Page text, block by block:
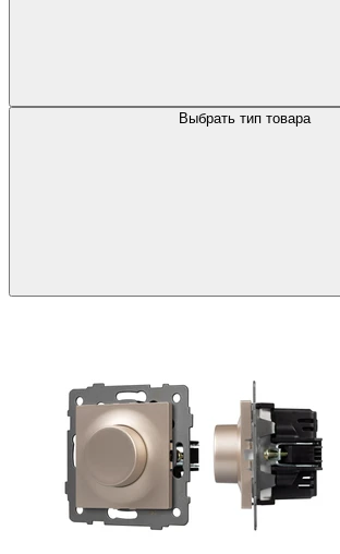
Выбрать тип товара